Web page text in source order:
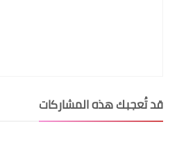
قد تُعجبك هذه المشاركات